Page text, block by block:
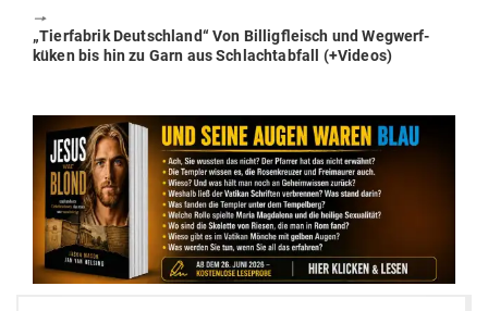
🠖
Next
post:
„Tier­fabrik Deutschland“ Von Bil­lig­fleisch und Weg­werf­
küken bis hin zu Garn aus Schlacht­abfall (+Videos)